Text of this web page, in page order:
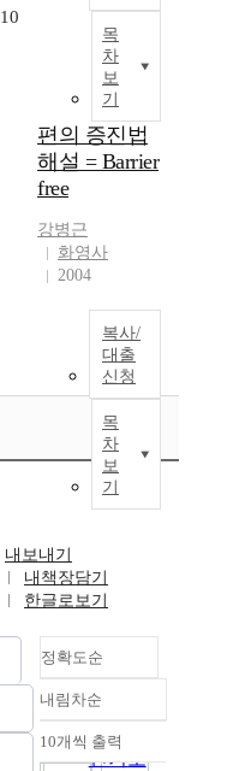
목
차
보
기
10
편의 증진법
해설 = Barrier
free
강병근
화영사
2004
복사/
대출
신청
목
차
보
기
내보내기
내책장담기
한글로보기
정확도순
정확도
순
인기도
내림차순
내림차순
10개씩 출력